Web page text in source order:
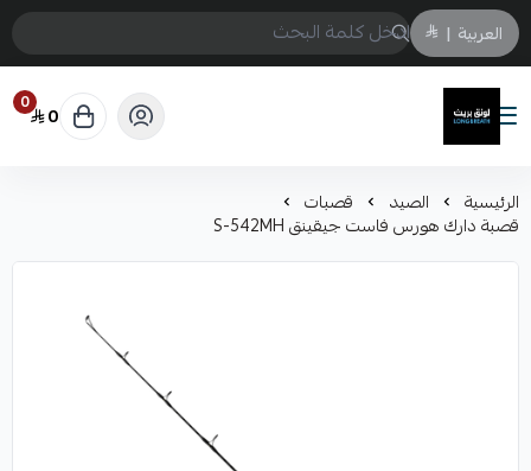
العربية |
لونق بريث
0 0
الرئيسية الصيد قصبات
قصبة دارك هورس فاست جيقينق S-542MH